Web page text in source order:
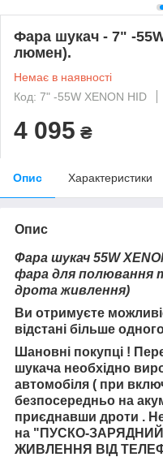
Фара шукач - 7" -
люмен).
Немає в наявності
Код: 7" -55W XENON HID
4 095 ₴
Опис Характеристики
Опис
Фара шукач 55W
фара для полювання
дрота живлення)
Ви отримуєте
відстані більше
Шановні покупці !
шукача необхідно
автомобіля ( при
безпосередньо на
приєднавши дроти .
на "ПУСКО-ЗАРЯДНИЙ
ЖИВЛЕННЯ ВІД